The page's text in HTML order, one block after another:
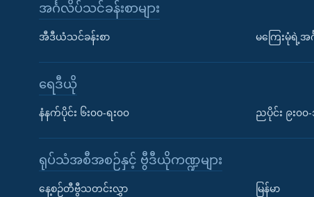
အင်္ဂလိပ်သင်ခန်းစာများ
အီဒီယံသင်ခန်းစာ မကြေးမုံရဲ့အ
ရေဒီယို
နံနက်ပိုင်း ၆း၀၀-ရး၀၀ ညပိုင်း ၉း၀၀-
ရုပ်သံအစီအစဉ်နှင့် ဗွီဒီယိုကဏ္ဍများ
နေ့စဉ်တီဗွီသတင်းလွှာ မြန်မာ